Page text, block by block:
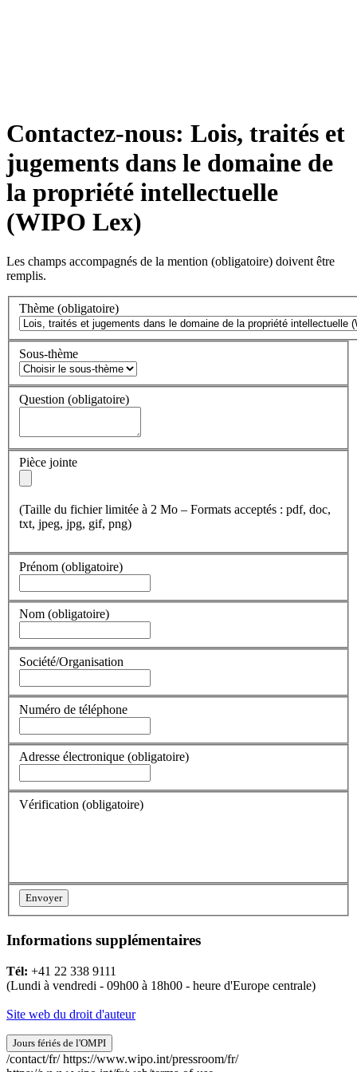
Contactez-nous: Lois, traités et
jugements dans le domaine de
la propriété intellectuelle
(WIPO Lex)
Les champs accompagnés de la mention (obligatoire) doivent être
remplis.
Thème (obligatoire)
Sous-thème
Question (obligatoire)
Pièce jointe
(Taille du fichier limitée à 2 Mo – Formats acceptés : pdf, doc,
txt, jpeg, jpg, gif, png)
Prénom (obligatoire)
Nom (obligatoire)
Société/Organisation
Numéro de téléphone
Adresse électronique (obligatoire)
Vérification (obligatoire)
Informations supplémentaires
Tél: +41 22 338 9111
(Lundi à vendredi - 09h00 à 18h00 - heure d'Europe centrale)
Site web du droit d'auteur
Jours fériés de l'OMPI
/contact/fr/ https://www.wipo.int/pressroom/fr/